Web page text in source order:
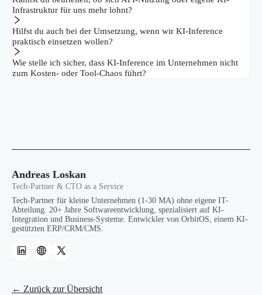
Infrastruktur für uns mehr lohnt?
Hilfst du auch bei der Umsetzung, wenn wir KI-Inference
praktisch einsetzen wollen?
Wie stelle ich sicher, dass KI-Inference im Unternehmen nicht
zum Kosten- oder Tool-Chaos führt?
Andreas Loskan
Tech-Partner & CTO as a Service
Tech-Partner für kleine Unternehmen (1-30 MA) ohne eigene IT-
Abteilung. 20+ Jahre Softwareentwicklung, spezialisiert auf KI-
Integration und Business-Systeme. Entwickler von OrbitOS, einem KI-
gestützten ERP/CRM/CMS.
← Zurück zur Übersicht